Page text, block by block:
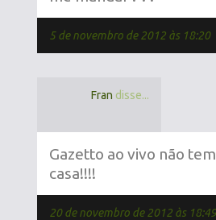
5 de novembro de 2012 às 18:20
Fran disse...
Gazetto ao vivo não
casa!!!!
20 de novembro de 2012 às 18:49